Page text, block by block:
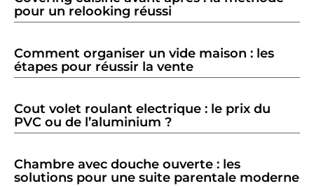
pour un relooking réussi
Comment organiser un vide maison : les
étapes pour réussir la vente
Cout volet roulant electrique : le prix du
PVC ou de l’aluminium ?
Chambre avec douche ouverte : les
solutions pour une suite parentale moderne